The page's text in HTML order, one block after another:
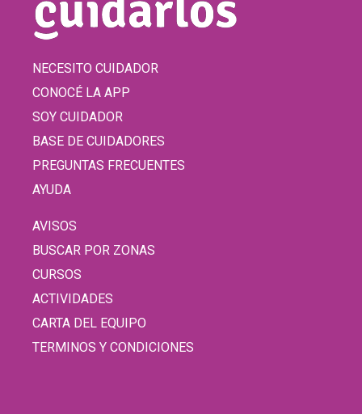
NECESITO CUIDADOR
CONOCÉ LA APP
SOY CUIDADOR
BASE DE CUIDADORES
PREGUNTAS FRECUENTES
AYUDA
AVISOS
BUSCAR POR ZONAS
CURSOS
ACTIVIDADES
CARTA DEL EQUIPO
TERMINOS Y CONDICIONES